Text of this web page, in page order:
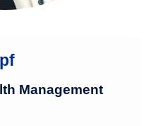
Management